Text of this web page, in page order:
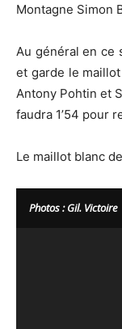
Montagne Simon
Au général en ce
et garde le
Antony Pohtin et
faudra 1’54 pour
Le maillot blanc
Photos : Gil. Victoire